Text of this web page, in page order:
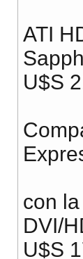
ATI
U$S
con
DVI/
U$S